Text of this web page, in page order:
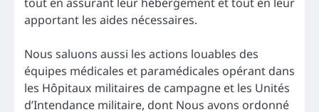
apportant les aides nécessaires.
Nous saluons aussi les actions louables des
équipes médicales et paramédicales opérant dans
les Hôpitaux militaires de campagne et les Unités
d’Intendance militaire, dont Nous avons ordonné